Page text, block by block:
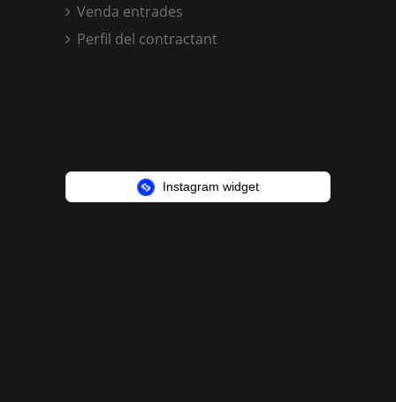
Venda entrades
Perfil del contractant
Instagram widget